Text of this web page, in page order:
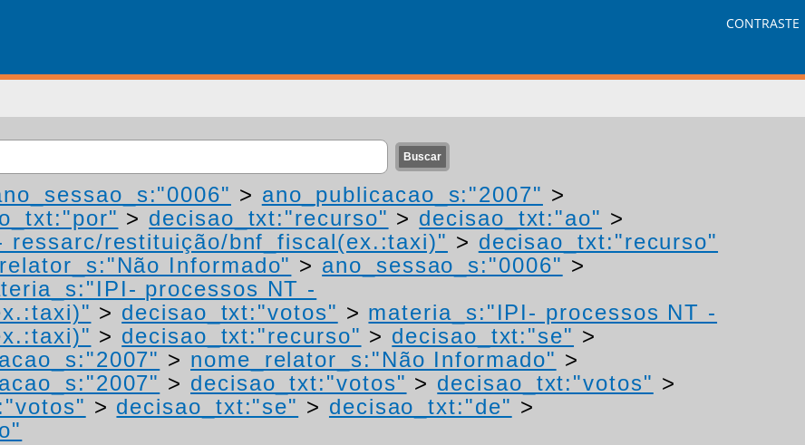
CONTRASTE
> ano_publicacao_s:"2007" >
> decisao_txt:"recurso" > decisao_txt:"ao" >
ressarc/restituição/bnf_fiscal(ex.:taxi)" > decisao_txt:"recurso"
Informado" > ano_sessao_s:"0006" >
processos NT -
> decisao_txt:"votos" > materia_s:"IPI- processos NT -
> decisao_txt:"recurso" > decisao_txt:"se" >
> nome_relator_s:"Não Informado" >
> decisao_txt:"votos" > decisao_txt:"votos" >
> decisao_txt:"se" > decisao_txt:"de" >